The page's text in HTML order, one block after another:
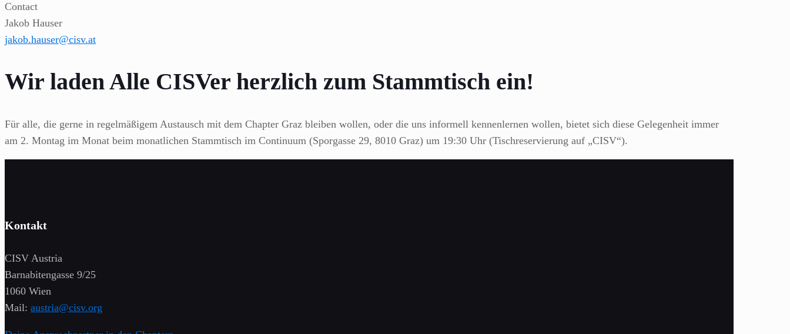
Contact
Jakob Hauser
jakob.hauser@cisv.at
Wir laden Alle CISVer herzlich zum Stammtisch ein!
Für alle, die gerne in regelmäßigem Austausch mit dem Chapter Graz bleiben wollen, oder die uns informell kennenlernen wollen, bietet sich diese Gelegenheit immer
am 2. Montag im Monat beim monatlichen Stammtisch im Continuum (Sporgasse 29, 8010 Graz) um 19:30 Uhr (Tischreservierung auf „CISV“).
Kontakt
CISV Austria
Barnabitengasse 9/25
1060 Wien
Mail: austria@cisv.org